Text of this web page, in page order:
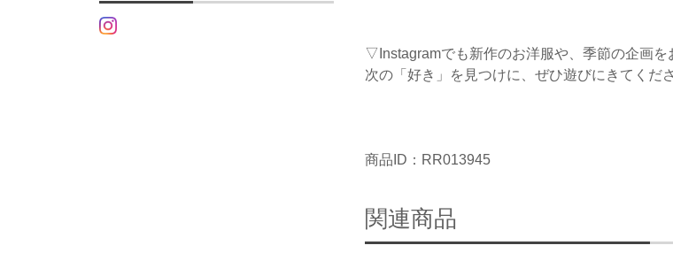
▽Instagramでも新作のお洋服や、季節の企画を
次の「好き」を見つけに、ぜひ遊びにきてくだ
商品ID：RR013945
関連商品